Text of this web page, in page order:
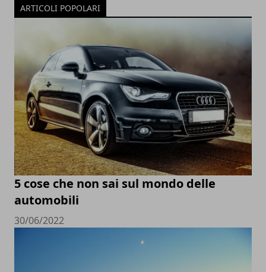
ARTICOLI POPOLARI
5 cose che non sai sul mondo delle
automobili
30/06/2022